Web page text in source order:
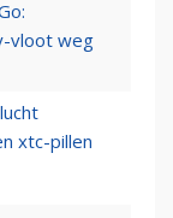
vloot weg
xtc-pillen